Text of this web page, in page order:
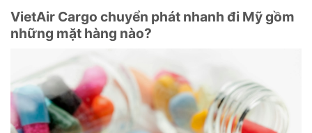
VietAir Cargo chuyển phát nhanh đi Mỹ gồm
những mặt hàng nào?